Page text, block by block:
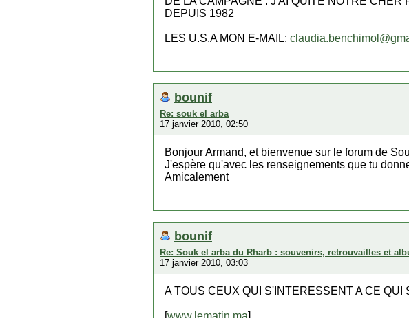
DEPUIS 1982
LES U.S.A MON E-MAIL:
bounif
Re: souk el arba
17 janvier 2010, 02:50
Bonjour Armand, et bienvenue sur le forum de
J'espère qu'avec les renseignements que tu
Amicalement
bounif
Re: Souk el arba du Rharb : souvenirs, retrouvailles et
17 janvier 2010, 03:03
A TOUS CEUX QUI S'INTERESSENT A CE QUI
[www.lematin.ma]